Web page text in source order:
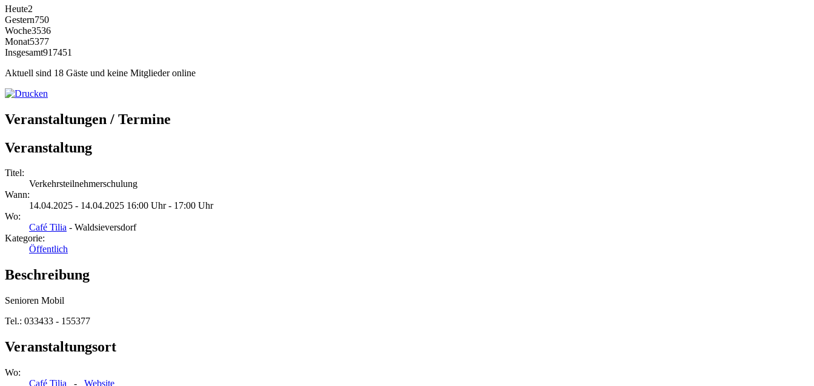
Heute2
Gestern750
Woche3536
Monat5377
Insgesamt917451
Aktuell sind 18 Gäste und keine Mitglieder online
Veranstaltungen / Termine
Veranstaltung
Titel:
Verkehrsteilnehmerschulung
Wann:
14.04.2025 - 14.04.2025 16:00 Uhr - 17:00 Uhr
Wo:
Café Tilia - Waldsieversdorf
Kategorie:
Öffentlich
Beschreibung
Senioren Mobil
Tel.: 033433 - 155377
Veranstaltungsort
Wo:
Café Tilia - Website